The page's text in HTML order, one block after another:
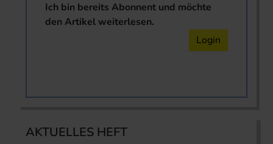
Ich bin bereits Abonnent und möchte
den Artikel weiterlesen.
Login
AKTUELLES HEFT